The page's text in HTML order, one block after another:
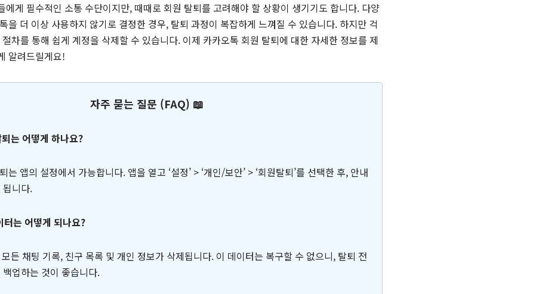
에게 필수적인 소통 수단이지만, 때때로 회원 탈퇴를 고려해야 할 상황이 생기기도 합니다. 다양
을 더 이상 사용하지 않기로 결정한 경우, 탈퇴 과정이 복잡하게 느껴질 수 있습니다. 하지만 걱
차를 통해 쉽게 계정을 삭제할 수 있습니다. 이제 카카오톡 회원 탈퇴에 대한 자세한 정보를 제
알려드릴게요!
자주 묻는 질문 (FAQ) 📖
는 어떻게 하나요?
는 앱의 설정에서 가능합니다. 앱을 열고 ‘설정’ > ‘개인/보안’ > ‘회원탈퇴’를 선택한 후, 안내
니다.
는 어떻게 되나요?
든 채팅 기록, 친구 목록 및 개인 정보가 삭제됩니다. 이 데이터는 복구할 수 없으니, 탈퇴 전
업하는 것이 좋습니다.